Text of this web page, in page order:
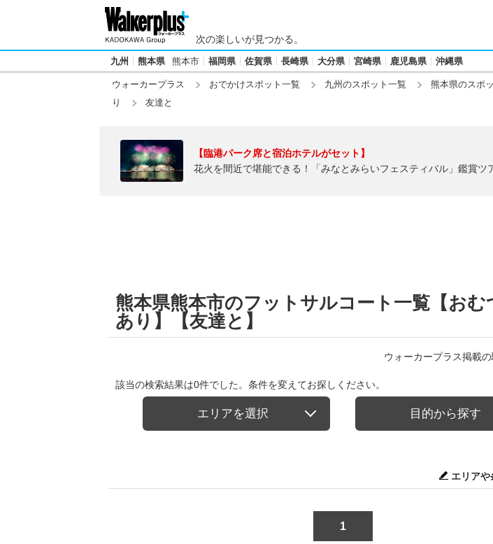
次の楽しいが見つかる。
九州 熊本県 熊本市 福岡県 佐賀県 長崎県 大分県 宮崎県 鹿児島県 沖縄県
ウォーカープラス おでかけスポット一覧 九州のスポット一覧 熊本県のスポ
り
友達と
【臨港パーク席と宿泊ホテルがセット】
花火を間近で堪能できる！「みなとみらいフェスティバル」鑑賞ツ
熊本県熊本市のフットサルコート一覧【おむ
あり】【友達と】
ウォーカープラス掲載
該当の検索結果は0件でした。条件を変えてお探しください。
エリアを選択 目的から探す
エリア
1